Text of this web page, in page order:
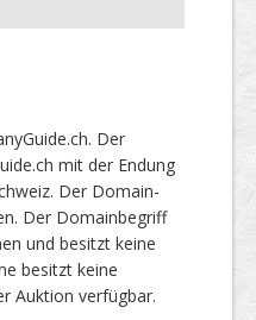
Der
mit der Endung
Der Domain-
Der Domainbegriff
und besitzt keine
besitzt keine
Auktion verfügbar.